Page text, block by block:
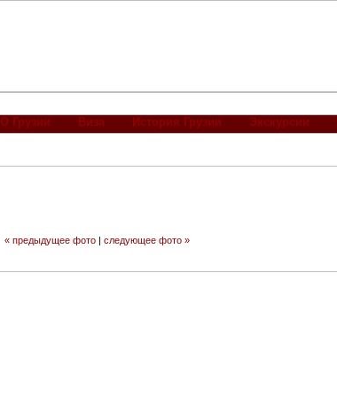
О Грузии Виза История Грузии Экскурсии
« предыдущее фото | следующее фото »